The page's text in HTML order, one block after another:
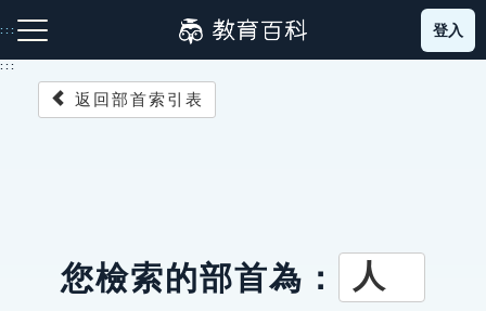
到
主
::: 登入
:::
返回部首索引表
您檢索的部首為： 人